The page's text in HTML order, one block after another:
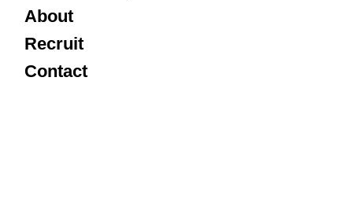
About
Recruit
Contact